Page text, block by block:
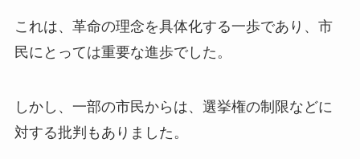
これは、革命の理念を具体化する一歩であり、市
民にとっては重要な進歩でした。
しかし、一部の市民からは、選挙権の制限などに
対する批判もありました。